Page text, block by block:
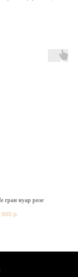
гран нуар розе
900 р.